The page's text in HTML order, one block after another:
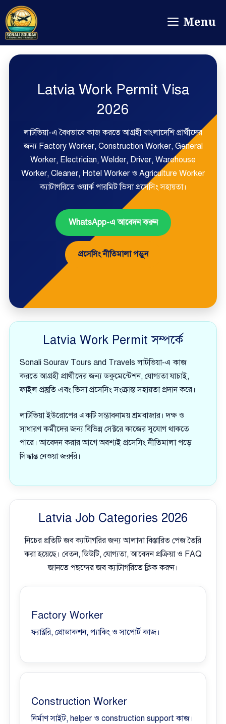
Menu
Latvia Work Permit Visa
2026
লাটভিয়া-এ বৈধভাবে কাজ করতে আগ্রহী বাংলাদেশি প্রার্থীদের
জন্য Factory Worker, Construction Worker, General
Worker, Electrician, Welder, Driver, Warehouse
Worker, Cleaner, Hotel Worker ও Agriculture Worker
ক্যাটাগরিতে ওয়ার্ক পারমিট ভিসা প্রসেসিং সহায়তা।
WhatsApp-এ আবেদন করুন
প্রসেসিং নীতিমালা পড়ুন
Latvia Work Permit সম্পর্কে
Sonali Sourav Tours and Travels লাটভিয়া-এ কাজ
করতে আগ্রহী প্রার্থীদের জন্য ডকুমেন্টেশন, যোগ্যতা যাচাই,
ফাইল প্রস্তুতি এবং ভিসা প্রসেসিং সংক্রান্ত সহায়তা প্রদান করে।
লাটভিয়া ইউরোপের একটি সম্ভাবনাময় শ্রমবাজার। দক্ষ ও
সাধারণ কর্মীদের জন্য বিভিন্ন সেক্টরে কাজের সুযোগ থাকতে
পারে। আবেদন করার আগে অবশ্যই প্রসেসিং নীতিমালা পড়ে
সিদ্ধান্ত নেওয়া জরুরি।
Latvia Job Categories 2026
নিচের প্রতিটি জব ক্যাটাগরির জন্য আলাদা বিস্তারিত পেজ তৈরি
করা হয়েছে। বেতন, ডিউটি, যোগ্যতা, আবেদন প্রক্রিয়া ও FAQ
জানতে পছন্দের জব ক্যাটাগরিতে ক্লিক করুন।
Factory Worker
ফ্যাক্টরি, প্রোডাকশন, প্যাকিং ও সাপোর্ট কাজ।
Construction Worker
নির্মাণ সাইট, helper ও construction support কাজ।